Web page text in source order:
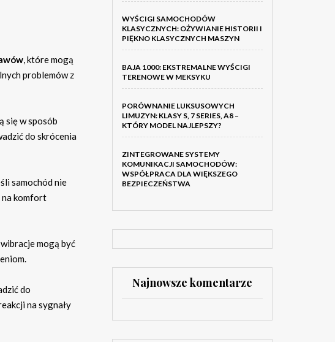
, które mogą
problemów z
się w sposób
do skrócenia
samochód nie
na komfort
mogą być
do
na sygnały
WYŚCIGI SAMOCHODÓW
KLASYCZNYCH: OŻYWIANIE HISTORII I
PIĘKNO KLASYCZNYCH MASZYN
BAJA 1000: EKSTREMALNE WYŚCIGI
TERENOWE W MEKSYKU
PORÓWNANIE LUKSUSOWYCH
LIMUZYN: KLASY S, 7 SERIES, A8 –
KTÓRY MODEL NAJLEPSZY?
ZINTEGROWANE SYSTEMY
KOMUNIKACJI SAMOCHODÓW:
WSPÓŁPRACA DLA WIĘKSZEGO
BEZPIECZEŃSTWA
Najnowsze komentarze